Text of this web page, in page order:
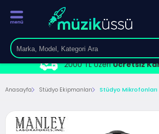
2000 TL ÜzeriÜcretsiz
Anasayfa Stüdyo Ekipmanları Stüdyo Mikrofonları